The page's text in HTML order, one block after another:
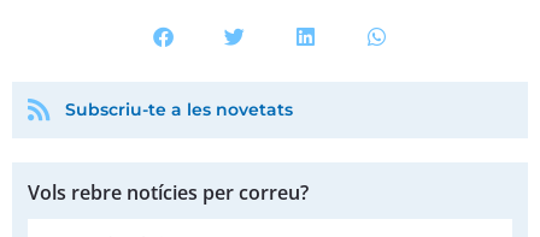
Subscriu-te a les novetats
Vols rebre notícies per correu?